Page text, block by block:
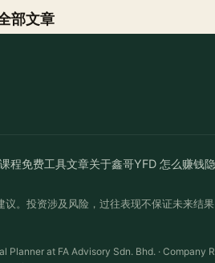
部文章
课程免费工具文章关于鑫哥YFD 怎么赚钱
。投资涉及风险，过往表现不保证未来结
at FA Advisory Sdn. Bhd. · Company